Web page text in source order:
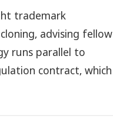
trademark
advising fellow
runs parallel to
contract, which